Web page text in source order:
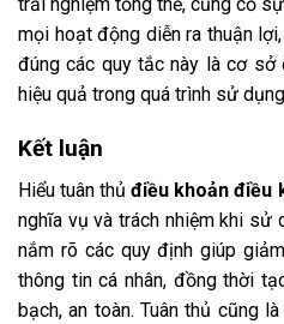
trải nghiệm tổng thể, củng cố
mọi hoạt động diễn ra thuận
đúng các quy tắc này là cơ
hiệu quả trong quá trình sử
Kết luận
Hiểu tuân thủđiều khoản điều
nghĩa vụ và trách nhiệm khi
nắm rõ các quy định giúp
thông tin cá nhân, đồng thời
bạch, an toàn. Tuân thủ cũng